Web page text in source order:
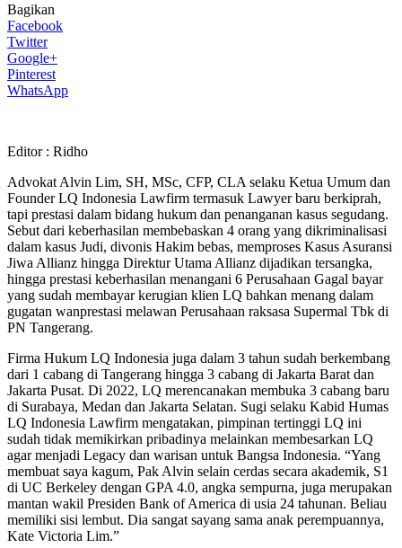
Bagikan
Facebook
Twitter
Google+
Pinterest
WhatsApp
Editor : Ridho
Advokat Alvin Lim, SH, MSc, CFP, CLA selaku Ketua Umum dan
Founder LQ Indonesia Lawfirm termasuk Lawyer baru berkiprah,
tapi prestasi dalam bidang hukum dan penanganan kasus segudang.
Sebut dari keberhasilan membebaskan 4 orang yang dikriminalisasi
dalam kasus Judi, divonis Hakim bebas, memproses Kasus Asuransi
Jiwa Allianz hingga Direktur Utama Allianz dijadikan tersangka,
hingga prestasi keberhasilan menangani 6 Perusahaan Gagal bayar
yang sudah membayar kerugian klien LQ bahkan menang dalam
gugatan wanprestasi melawan Perusahaan raksasa Supermal Tbk di
PN Tangerang.
Firma Hukum LQ Indonesia juga dalam 3 tahun sudah berkembang
dari 1 cabang di Tangerang hingga 3 cabang di Jakarta Barat dan
Jakarta Pusat. Di 2022, LQ merencanakan membuka 3 cabang baru
di Surabaya, Medan dan Jakarta Selatan. Sugi selaku Kabid Humas
LQ Indonesia Lawfirm mengatakan, pimpinan tertinggi LQ ini
sudah tidak memikirkan pribadinya melainkan membesarkan LQ
agar menjadi Legacy dan warisan untuk Bangsa Indonesia. “Yang
membuat saya kagum, Pak Alvin selain cerdas secara akademik, S1
di UC Berkeley dengan GPA 4.0, angka sempurna, juga merupakan
mantan wakil Presiden Bank of America di usia 24 tahunan. Beliau
memiliki sisi lembut. Dia sangat sayang sama anak perempuannya,
Kate Victoria Lim.”